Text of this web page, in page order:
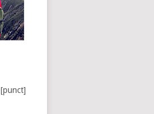
[punct]